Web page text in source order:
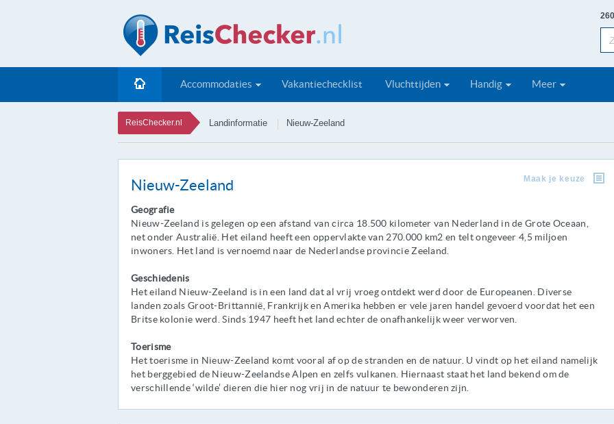
Accommodaties Vakantiechecklist Vluchttijden Handig Meer
ReisChecker.nl Landinformatie Nieuw-Zeeland
Nieuw-Zeeland Maak je keuze
Geografie
Nieuw-Zeeland is gelegen op een afstand van circa 18.500 kilometer van Nederland in de Grote Oceaan,
net onder Australië. Het eiland heeft een oppervlakte van 270.000 km2 en telt ongeveer 4,5 miljoen
inwoners. Het land is vernoemd naar de Nederlandse provincie Zeeland.
Geschiedenis
Het eiland Nieuw-Zeeland is in een land dat al vrij vroeg ontdekt werd door de Europeanen. Diverse
landen zoals Groot-Brittannië, Frankrijk en Amerika hebben er vele jaren handel gevoerd voordat het een
Britse kolonie werd. Sinds 1947 heeft het land echter de onafhankelijk weer verworven.
Toerisme
Het toerisme in Nieuw-Zeeland komt vooral af op de stranden en de natuur. U vindt op het eiland namelijk
het berggebied de Nieuw-Zeelandse Alpen en zelfs vulkanen. Hiernaast staat het land bekend om de
verschillende ‘wilde’ dieren die hier nog vrij in de natuur te bewonderen zijn.